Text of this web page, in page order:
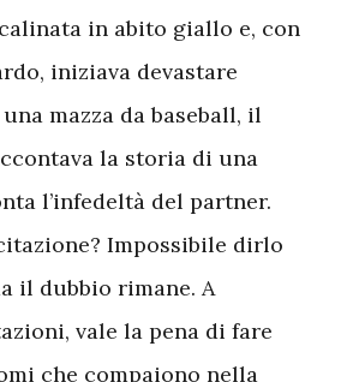
in abito giallo e, con
iniziava devastare
mazza da baseball, il
la storia di una
l’infedeltà del partner.
Impossibile dirlo
il dubbio rimane. A
vale la pena di fare
che compaiono nella